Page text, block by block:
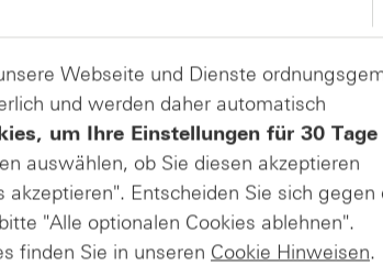
Webseite und Dienste
und werden daher automatisch
um Ihre Einstellungen für 30 Tage
auswählen, ob Sie diesen akzeptieren
Entscheiden Sie sich gegen
"Alle optionalen Cookies ablehnen".
finden Sie in unseren Cookie Hinweisen.